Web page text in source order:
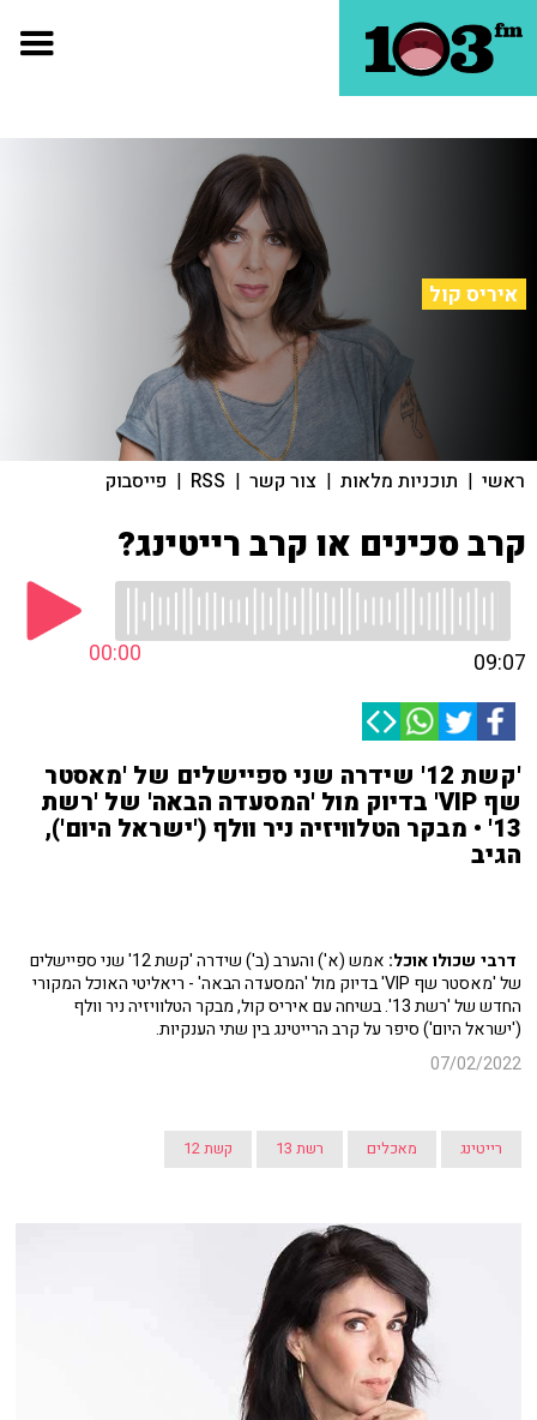
איריס קול
ראשי | תוכניות מלאות | צור קשר |
RSS
| פייסבוק
קרב סכינים או קרב רייטינג?
00:00 09:07
'קשת 12' שידרה שני ספיישלים של 'מאסטר
שף VIP' בדיוק מול 'המסעדה הבאה' של 'רשת
13' • מבקר הטלוויזיה ניר וולף ('ישראל היום'),
הגיב
דרבי שכולו אוכל:
אמש (א') והערב (ב') שידרה 'קשת 12' שני ספיישלים
של 'מאסטר שף VIP' בדיוק מול 'המסעדה הבאה' - ריאליטי האוכל המקורי
החדש של 'רשת 13'. בשיחה עם איריס קול, מבקר הטלוויזיה ניר וולף
('ישראל היום') סיפר על קרב הרייטינג בין שתי הענקיות.
07/02/2022
רייטינג מאכלים רשת 13 קשת 12